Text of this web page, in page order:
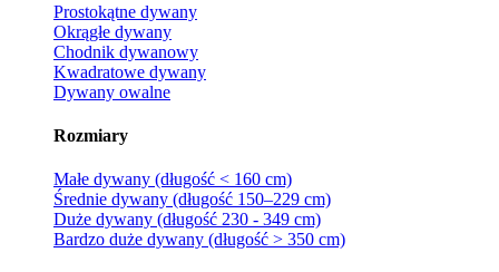
Prostokątne dywany
Okrągłe dywany
Chodnik dywanowy
Kwadratowe dywany
Dywany owalne
Rozmiary
Małe dywany (długość < 160 cm)
Średnie dywany (długość 150–229 cm)
Duże dywany (długość 230 - 349 cm)
Bardzo duże dywany (długość > 350 cm)